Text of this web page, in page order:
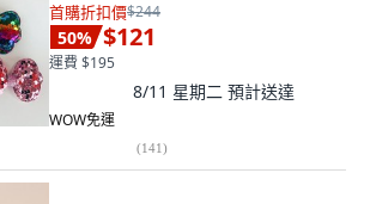
首購折扣價$244
50% $121
運費 $195
8/11 星期二 預計送達
WOW免運
(141)